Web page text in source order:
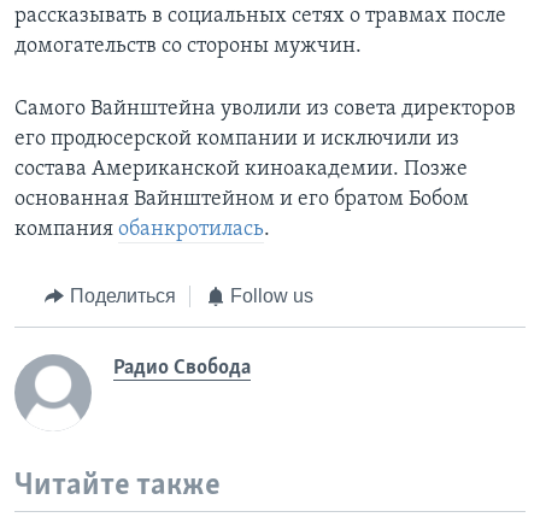
рассказывать в социальных сетях о травмах после
домогательств со стороны мужчин.
Самого Вайнштейна уволили из совета директоров
его продюсерской компании и исключили из
состава Американской киноакадемии. Позже
основанная Вайнштейном и его братом Бобом
компания обанкротилась.
Поделиться Follow us
Радио Свобода
Читайте также